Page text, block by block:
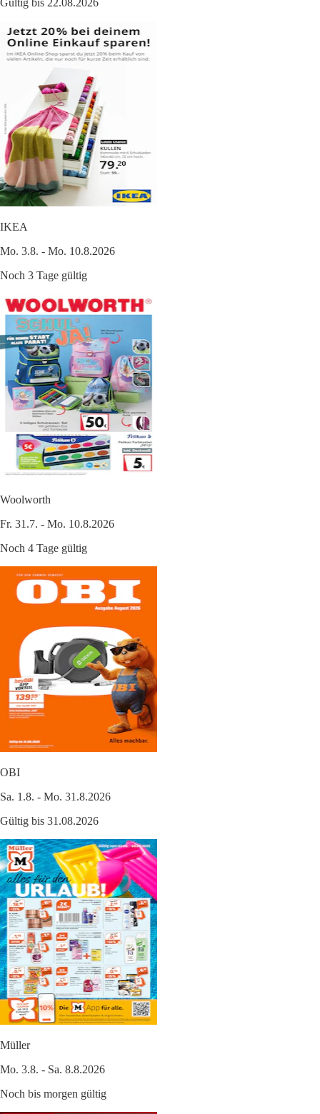
IKEA
Mo. 3.8. - Mo. 10.8.2026
Noch 3 Tage gültig
Woolworth
Fr. 31.7. - Mo. 10.8.2026
Noch 4 Tage gültig
OBI
Sa. 1.8. - Mo. 31.8.2026
Gültig bis 31.08.2026
Müller
Mo. 3.8. - Sa. 8.8.2026
Noch bis morgen gültig